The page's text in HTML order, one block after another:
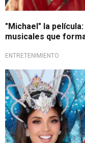
"Michael" la
musicales que
ENTRETENIMIENTO
¡Emocionada!